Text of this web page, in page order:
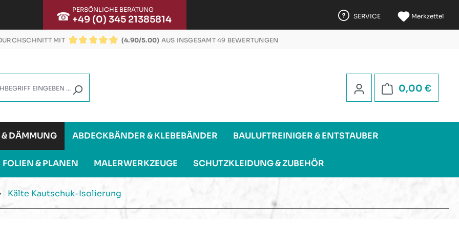
☎ PERSÖNLICHE BERATUNG
+49 (0) 345 21385814 SERVICE Merkzettel
MIT
(4.90/5.00) AUS INSGESAMT 49 BEWERTUNGEN
0,00 €
DÄMMUNG ABDECKBÄNDER & KLEBEBÄNDER BAULUFTREINIGER & ENTSTAUBER
FOLIEN & PLANEN MALERWERKZEUGE SCHUTZKLEIDUNG & ZUBEHÖR
Kälte Kautschuk-Isolierung